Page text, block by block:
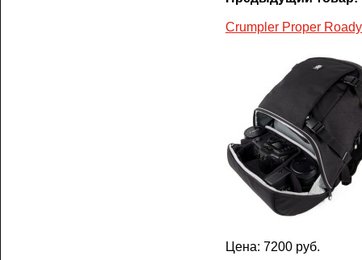
Crumpler Proper
Цена: 7200 руб.